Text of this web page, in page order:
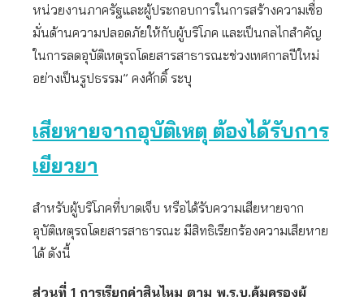
หน่วยงานภาครัฐและผู้ประกอบการในการสร้างความเชื่อ
มั่นด้านความปลอดภัยให้กับผู้บริโภค และเป็นกลไกสำคัญ
ในการลดอุบัติเหตุรถโดยสารสาธารณะช่วงเทศกาลปีใหม่
อย่างเป็นรูปธรรม” คงศักดิ์ ระบุ
เสียหายจากอุบัติเหตุ ต้องได้รับการ
เยียวยา
สำหรับผู้บริโภคที่บาดเจ็บ หรือได้รับความเสียหายจาก
อุบัติเหตุรถโดยสารสาธารณะ มีสิทธิเรียกร้องความเสียหาย
ได้ ดังนี้
ส่วนที่ 1 การเรียกค่าสินไหม ตาม พ.ร.บ.คุ้มครองผู้